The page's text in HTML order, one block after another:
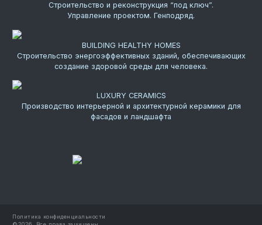
Строительство и реконструкция “под ключ”.
Управление проектом. Генподряд.
BUILDING HEALTHY HOMES
Строительство энергоэффективных зданий, обеспечивающих
создание здоровой среды для человека.
LUXURY CERAMICS
Производство интерьерной и архитектурной керамики для
фасадов и ландшафта
Политика конфиденциальности